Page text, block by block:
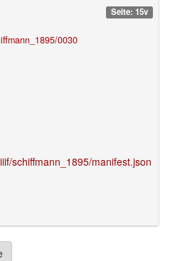
Seite: 15v
0030
schiffmann_1895/manifest.json